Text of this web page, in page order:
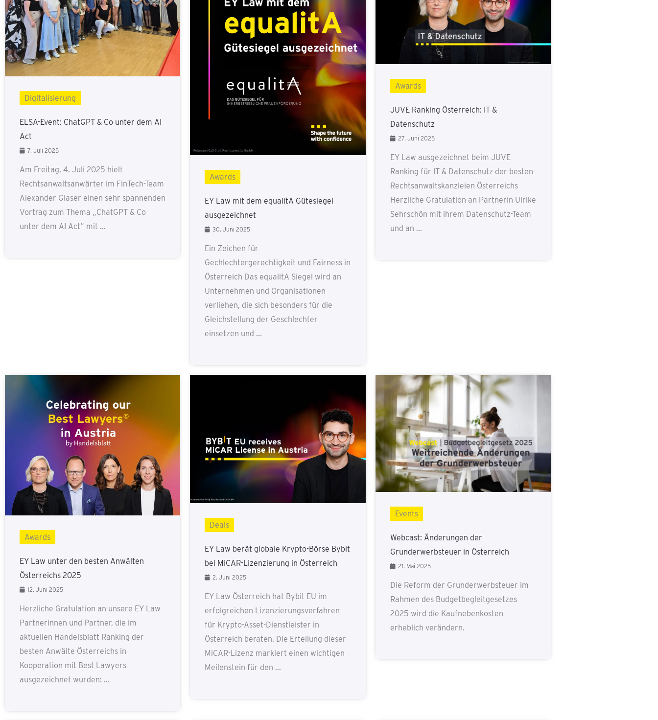
Digitalisierung
ELSA-Event: ChatGPT & Co unter dem AI
Act
7. Juli 2025
Am Freitag, 4. Juli 2025 hielt
Rechtsanwaltsanwärter im FinTech-Team
Alexander Glaser einen sehr spannenden
Vortrag zum Thema „ChatGPT & Co
unter dem AI Act“ mit ...
Awards
EY Law mit dem equalitA Gütesiegel
ausgezeichnet
30. Juni 2025
Ein Zeichen für
Gechlechtergerechtigkeit und Fairness in
Österreich Das equalitA Siegel wird an
Unternehmen und Organisationen
verliehen, die sich besonders für die
Gleichstellung der Geschlechter
einsetzen und ...
Awards
JUVE Ranking Österreich: IT &
Datenschutz
27. Juni 2025
EY Law ausgezeichnet beim JUVE
Ranking für IT & Datenschutz der besten
Rechtsanwaltskanzleien Österreichs
Herzliche Gratulation an Partnerin Ulrike
Sehrschön mit ihrem Datenschutz-Team
und an ...
Awards
EY Law unter den besten Anwälten
Österreichs 2025
12. Juni 2025
Herzliche Gratulation an unsere EY Law
Partnerinnen und Partner, die im
aktuellen Handelsblatt Ranking der
besten Anwälte Österreichs in
Kooperation mit Best Lawyers
ausgezeichnet wurden: ...
Deals
EY Law berät globale Krypto-Börse Bybit
bei MiCAR-Lizenzierung in Österreich
2. Juni 2025
EY Law Österreich hat Bybit EU im
erfolgreichen Lizenzierungsverfahren
für Krypto-Asset-Dienstleister in
Österreich beraten. Die Erteilung dieser
MiCAR-Lizenz markiert einen wichtigen
Meilenstein für den ...
Events
Webcast: Änderungen der
Grunderwerbsteuer in Österreich
21. Mai 2025
Die Reform der Grunderwerbsteuer im
Rahmen des Budgetbegleitgesetzes
2025 wird die Kaufnebenkosten
erheblich verändern.